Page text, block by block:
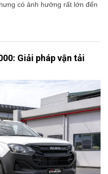
có ảnh hưởng rất lớn đến
Giải pháp vận tải